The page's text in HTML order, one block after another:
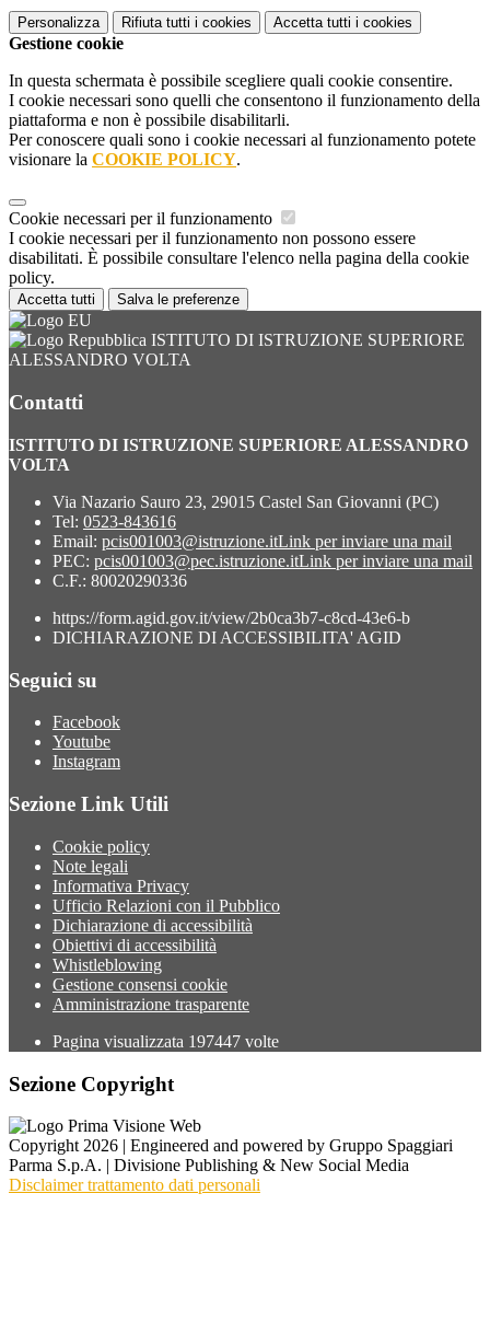
Personalizza Rifiuta tutti i cookies Accetta tutti i cookies
Gestione cookie
In questa schermata è possibile scegliere quali cookie consentire.
I cookie necessari sono quelli che consentono il funzionamento della
piattaforma e non è possibile disabilitarli.
Per conoscere quali sono i cookie necessari al funzionamento potete
visionare la COOKIE POLICY.
Cookie necessari per il funzionamento
I cookie necessari per il funzionamento non possono essere
disabilitati. È possibile consultare l'elenco nella pagina della cookie
policy.
Accetta tutti Salva le preferenze
ISTITUTO DI ISTRUZIONE SUPERIORE
ALESSANDRO VOLTA
Contatti
ISTITUTO DI ISTRUZIONE SUPERIORE ALESSANDRO
VOLTA
Via Nazario Sauro 23, 29015 Castel San Giovanni (PC)
Tel: 0523-843616
Email: pcis001003@istruzione.itLink per inviare una mail
PEC: pcis001003@pec.istruzione.itLink per inviare una mail
C.F.: 80020290336
https://form.agid.gov.it/view/2b0ca3b7-c8cd-43e6-b
DICHIARAZIONE DI ACCESSIBILITA' AGID
Seguici su
Facebook
Youtube
Instagram
Sezione Link Utili
Cookie policy
Note legali
Informativa Privacy
Ufficio Relazioni con il Pubblico
Dichiarazione di accessibilità
Obiettivi di accessibilità
Whistleblowing
Gestione consensi cookie
Amministrazione trasparente
Pagina visualizzata 197447 volte
Sezione Copyright
Copyright 2026 | Engineered and powered by Gruppo Spaggiari
Parma S.p.A. | Divisione Publishing & New Social Media
Disclaimer trattamento dati personali